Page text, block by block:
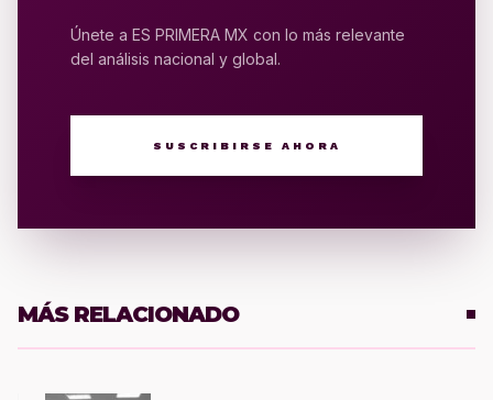
Únete a ES PRIMERA MX con lo más relevante
del análisis nacional y global.
SUSCRIBIRSE AHORA
MÁS RELACIONADO